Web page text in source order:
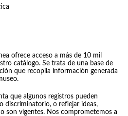
ofrece acceso a más de 10 mil
catálogo. Se trata de una base de
que recopila información generada
que algunos registros pueden
discriminatorio, o reflejar ideas,
son vigentes. Nos comprometemos a